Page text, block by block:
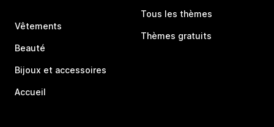
Vêtements
Beauté
Bijoux et accessoires
Accueil
Tous les thèmes
Thèmes gratuits